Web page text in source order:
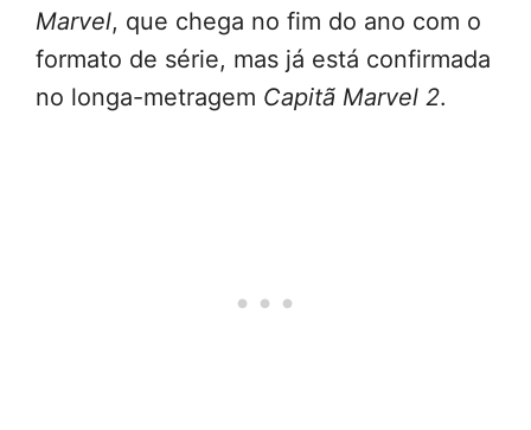
Marvel, que chega no fim do ano com o
formato de série, mas já está confirmada
no longa-metragem Capitã Marvel 2.